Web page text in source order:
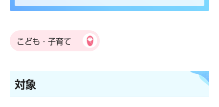
こども・子育て
対象